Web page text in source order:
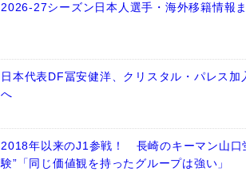
2026-27シーズン日本人選手・海外移籍情報
日本代表DF冨安健洋、クリスタル・パレス
へ
2018年以来のJ1参戦！ 長崎のキーマン山口
験”「同じ価値観を持ったグループは強い」